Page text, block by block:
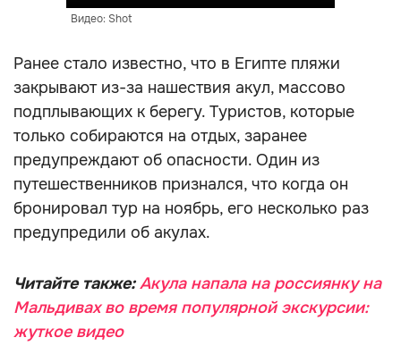
Видео: Shot
Ранее стало известно, что в Египте пляжи
закрывают из-за нашествия акул, массово
подплывающих к берегу. Туристов, которые
только собираются на отдых, заранее
предупреждают об опасности. Один из
путешественников признался, что когда он
бронировал тур на ноябрь, его несколько раз
предупредили об акулах.
Читайте также:Акула напала на россиянку на
Мальдивах во время популярной экскурсии:
жуткое видео